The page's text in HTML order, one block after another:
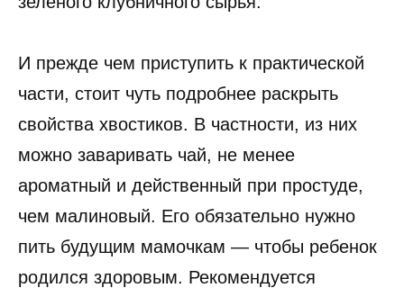
И прежде чем приступить к практической
части, стоит чуть подробнее раскрыть
свойства хвостиков. В частности, из них
можно заваривать чай, не менее
ароматный и действенный при простуде,
чем малиновый. Его обязательно нужно
пить будущим мамочкам — чтобы ребенок
родился здоровым. Рекомендуется